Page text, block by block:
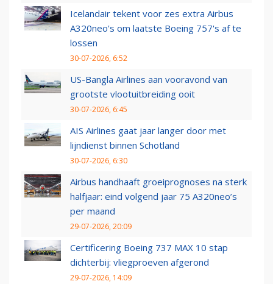
Icelandair tekent voor zes extra Airbus
A320neo's om laatste Boeing 757's af te
lossen
30-07-2026, 6:52
US-Bangla Airlines aan vooravond van
grootste vlootuitbreiding ooit
30-07-2026, 6:45
AIS Airlines gaat jaar langer door met
lijndienst binnen Schotland
30-07-2026, 6:30
Airbus handhaaft groeiprognoses na sterk
halfjaar: eind volgend jaar 75 A320neo’s
per maand
29-07-2026, 20:09
Certificering Boeing 737 MAX 10 stap
dichterbij: vliegproeven afgerond
29-07-2026, 14:09